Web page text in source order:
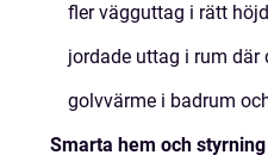
fler vägguttag i rätt
jordade uttag i rum där
golvvärme i badrum
Smarta hem och styrning